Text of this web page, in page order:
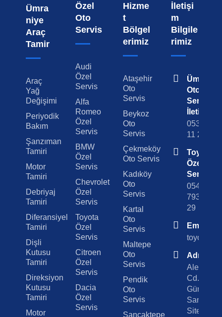
Ümra
niye
Araç
Tamir
Araç
Yağ
Değişimi
Periyodik
Bakım
Şanzıman
Tamiri
Motor
Tamiri
Debriyaj
Tamiri
Diferansiyel
Tamiri
Dişli
Kutusu
Tamiri
Direksiyon
Kutusu
Tamiri
Motor
Özel
Oto
Servis
Audi
Özel
Servis
Alfa
Romeo
Özel
Servis
BMW
Özel
Servis
Chevrolet
Özel
Servis
Toyota
Özel
Servis
Citroen
Özel
Servis
Dacia
Özel
Servis
Hizme
t
Bölgel
erimiz
Ataşehir
Oto
Servis
Beykoz
Oto
Servis
Çekmeköy
Oto Servis
Kadıköy
Oto
Servis
Kartal
Oto
Servis
Maltepe
Oto
Servis
Pendik
Oto
Servis
Sancaktepe
İletişi
m
Bilgile
rimiz
Oto
Servis
İletişim
0538 501
11 29
Toyota
Özel
Servis
0542
793 29
29
Email
Adres
Alemdağ
Cd.
Sanayi
Sitesi A